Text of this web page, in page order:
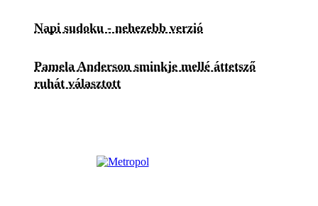
Napi sudoku - nehezebb verzió
Pamela Anderson sminkje mellé áttetsző
ruhát választott